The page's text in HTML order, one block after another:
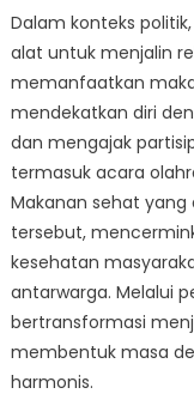
Dalam konteks
alat untuk menjalin
memanfaatkan
mendekatkan diri
dan mengajak
termasuk acara
Makanan sehat
tersebut,
kesehatan
antarwarga. Melalui
bertransformasi
membentuk masa
harmonis.